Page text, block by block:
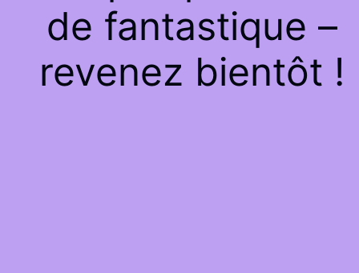
de fantastique –
revenez bientôt !